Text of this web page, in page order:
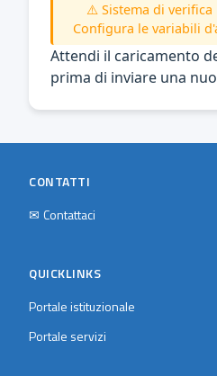
⚠️ Sistema di
Configura le variabili
Attendi il caricamento
prima di inviare una
CONTATTI
✉ Contattaci
QUICKLINKS
Portale istituzionale
Portale servizi